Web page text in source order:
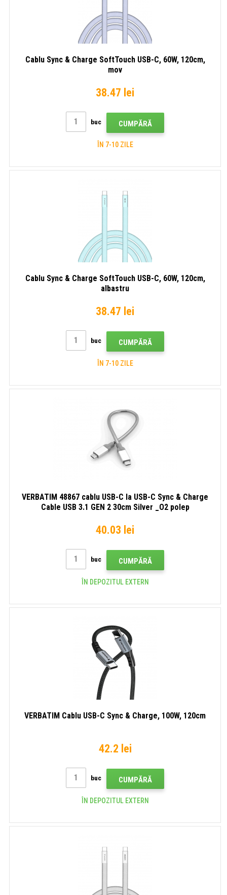
Cablu Sync & Charge SoftTouch USB-C, 60W, 120cm,
mov
38.47 lei
buc CUMPĂRĂ
ÎN 7-10 ZILE
Cablu Sync & Charge SoftTouch USB-C, 60W, 120cm,
albastru
38.47 lei
buc CUMPĂRĂ
ÎN 7-10 ZILE
VERBATIM 48867 cablu USB-C la USB-C Sync & Charge
Cable USB 3.1 GEN 2 30cm Silver _O2 polep
40.03 lei
buc CUMPĂRĂ
ÎN DEPOZITUL EXTERN
VERBATIM Cablu USB-C Sync & Charge, 100W, 120cm
42.2 lei
buc CUMPĂRĂ
ÎN DEPOZITUL EXTERN